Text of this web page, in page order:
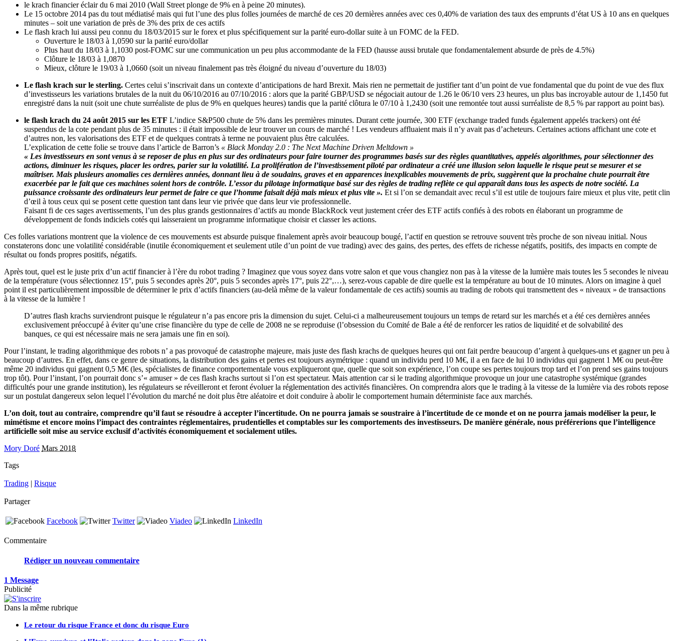
le krach financier éclair du 6 mai 2010 (Wall Street plonge de 9% en à peine 20 minutes).
Le 15 octobre 2014 pas du tout médiatisé mais qui fut l’une des plus folles journées de marché de ces 20 dernières années avec ces 0,40% de variation des taux des emprunts d’état US à 10 ans en quelques
minutes – soit une variation de près de 3% des prix de ces actifs
Le flash krach lui aussi peu connu du 18/03/2015 sur le forex et plus spécifiquement sur la parité euro-dollar suite à un FOMC de la FED.
Ouverture le 18/03 à 1,0590 sur la parité euro/dollar
Plus haut du 18/03 à 1,1030 post-FOMC sur une communication un peu plus accommodante de la FED (hausse aussi brutale que fondamentalement absurde de près de 4.5%)
Clôture le 18/03 à 1,0870
Mieux, clôture le 19/03 à 1,0660 (soit un niveau finalement pas très éloigné du niveau d’ouverture du 18/03)
Le flash krach sur le sterling. Certes celui s’inscrivait dans un contexte d’anticipations de hard Brexit. Mais rien ne permettait de justifier tant d’un point de vue fondamental que du point de vue des flux
d’investisseurs les variations brutales de la nuit du 06/10/2016 au 07/10/2016 : alors que la parité GBP/USD se négociait autour de 1.26 le 06/10 vers 23 heures, un plus bas incroyable autour de 1,1450 fut
enregistré dans la nuit (soit une chute surréaliste de plus de 9% en quelques heures) tandis que la parité clôtura le 07/10 à 1,2430 (soit une remontée tout aussi surréaliste de 8,5 % par rapport au point bas).
le flash krach du 24 août 2015 sur les ETF L’indice S&P500 chute de 5% dans les premières minutes. Durant cette journée, 300 ETF (exchange traded funds également appelés trackers) ont été
suspendus de la cote pendant plus de 35 minutes : il était impossible de leur trouver un cours de marché ! Les vendeurs affluaient mais il n’y avait pas d’acheteurs. Certaines actions affichant une cote et
d’autres non, les valorisations des ETF et de quelques contrats à terme ne pouvaient plus être calculées.
L’explication de cette folie se trouve dans l’article de Barron’s « Black Monday 2.0 : The Next Machine Driven Meltdown »
« Les investisseurs en sont venus à se reposer de plus en plus sur des ordinateurs pour faire tourner des programmes basés sur des règles quantitatives, appelés algorithmes, pour sélectionner des
actions, diminuer les risques, placer les ordres, parier sur la volatilité. La prolifération de l’investissement piloté par ordinateur a créé une illusion selon laquelle le risque peut se mesurer et se
maîtriser. Mais plusieurs anomalies ces dernières années, donnant lieu à de soudains, graves et en apparences inexplicables mouvements de prix, suggèrent que la prochaine chute pourrait être
exacerbée par le fait que ces machines soient hors de contrôle. L’essor du pilotage informatique basé sur des règles de trading reflète ce qui apparaît dans tous les aspects de notre société. La
puissance croissante des ordinateurs leur permet de faire ce que l’homme faisait déjà mais mieux et plus vite ». Et si l’on se demandait avec recul s’il est utile de toujours faire mieux et plus vite, petit clin
d’œil à tous ceux qui se posent cette question tant dans leur vie privée que dans leur vie professionnelle.
Faisant fi de ces sages avertissements, l’un des plus grands gestionnaires d’actifs au monde BlackRock veut justement créer des ETF actifs confiés à des robots en élaborant un programme de
développement de fonds indiciels cotés qui laisseraient un programme informatique choisir et classer les actions.
Ces folles variations montrent que la violence de ces mouvements est absurde puisque finalement après avoir beaucoup bougé, l’actif en question se retrouve souvent très proche de son niveau initial. Nous
constaterons donc une volatilité considérable (inutile économiquement et seulement utile d’un point de vue trading) avec des gains, des pertes, des effets de richesse négatifs, positifs, des impacts en compte de
résultat ou fonds propres positifs, négatifs.
Après tout, quel est le juste prix d’un actif financier à l’ère du robot trading ? Imaginez que vous soyez dans votre salon et que vous changiez non pas à la vitesse de la lumière mais toutes les 5 secondes le niveau
de la température (vous sélectionnez 15°, puis 5 secondes après 20°, puis 5 secondes après 17°, puis 22°,…), serez-vous capable de dire quelle est la température au bout de 10 minutes. Alors on imagine à quel
point il est particulièrement impossible de déterminer le prix d’actifs financiers (au-delà même de la valeur fondamentale de ces actifs) soumis au trading de robots qui transmettent des « niveaux » de transactions
à la vitesse de la lumière !
D’autres flash krachs surviendront puisque le régulateur n’a pas encore pris la dimension du sujet. Celui-ci a malheureusement toujours un temps de retard sur les marchés et a été ces dernières années
exclusivement préoccupé à éviter qu’une crise financière du type de celle de 2008 ne se reproduise (l’obsession du Comité de Bale a été de renforcer les ratios de liquidité et de solvabilité des
banques, ce qui est nécessaire mais ne sera jamais une fin en soi).
Pour l’instant, le trading algorithmique des robots n’ a pas provoqué de catastrophe majeure, mais juste des flash krachs de quelques heures qui ont fait perdre beaucoup d’argent à quelques-uns et gagner un peu à
beaucoup d’autres. En effet, dans ce genre de situations, la distribution des gains et pertes est toujours asymétrique : quand un individu perd 10 M€, il a en face de lui 10 individus qui gagnent 1 M€ ou peut-être
même 20 individus qui gagnent 0,5 M€ (les, spécialistes de finance comportementale vous expliqueront que, quelle que soit son expérience, l’on coupe ses pertes toujours trop tard et l’on prend ses gains toujours
trop tôt). Pour l’instant, l’on pourrait donc s’« amuser » de ces flash krachs surtout si l’on est spectateur. Mais attention car si le trading algorithmique provoque un jour une catastrophe systémique (grandes
difficultés pour une grande institution), les régulateurs se réveilleront et feront évoluer la réglementation des activités financières. On comprendra alors que le trading à la vitesse de la lumière via des robots repose
sur un postulat dangereux selon lequel l’évolution du marché ne doit plus être aléatoire et doit conduire à abolir le comportement humain déterministe face aux marchés.
L’on doit, tout au contraire, comprendre qu’il faut se résoudre à accepter l’incertitude. On ne pourra jamais se soustraire à l’incertitude de ce monde et on ne pourra jamais modéliser la peur, le
mimétisme et encore moins l’impact des contraintes réglementaires, prudentielles et comptables sur les comportements des investisseurs. De manière générale, nous préférerions que l’intelligence
artificielle soit mise au service exclusif d’activités économiquement et socialement utiles.
Mory Doré Mars 2018
Tags
Trading | Risque
Partager
Facebook Twitter Viadeo LinkedIn
Commentaire
Rédiger un nouveau commentaire
1 Message
Publicité
Dans la même rubrique
Le retour du risque France et donc du risque Euro